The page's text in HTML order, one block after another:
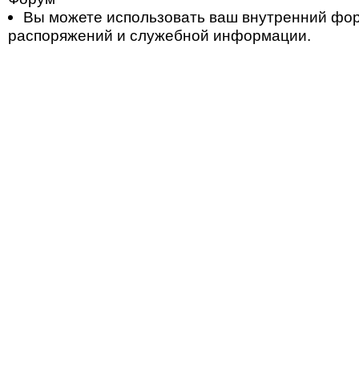
Вы можете использовать ваш внутренний
распоряжений и служебной информации.